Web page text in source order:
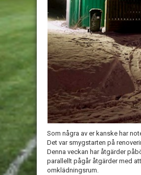
Som några av er kanske har
Det var smygstarten på
Denna veckan har åtgärder
parallellt pågår åtgärder med
omklädningsrum.